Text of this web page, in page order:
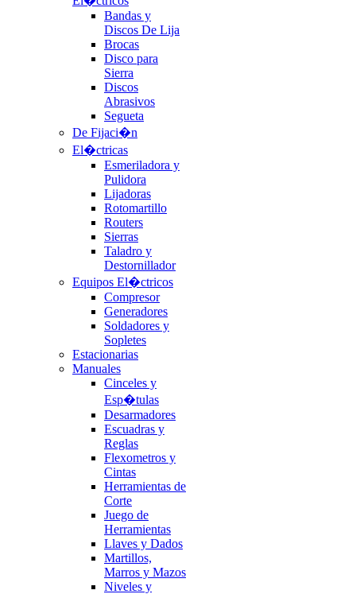
Bandas y
Discos De Lija
Brocas
Disco para
Sierra
Discos
Abrasivos
Segueta
De Fijaci�n
El�ctricas
Esmeriladora y
Pulidora
Lijadoras
Rotomartillo
Routers
Sierras
Taladro y
Destornillador
Equipos El�ctricos
Compresor
Generadores
Soldadores y
Sopletes
Estacionarias
Manuales
Cinceles y
Esp�tulas
Desarmadores
Escuadras y
Reglas
Flexometros y
Cintas
Herramientas de
Corte
Juego de
Herramientas
Llaves y Dados
Martillos,
Marros y Mazos
Niveles y